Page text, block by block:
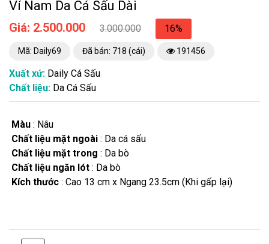
Ví Nam Da Cá Sấu Dài
Giá: 2.500.000 3.000.000 16%
Mã: Daily69 Đã bán: 718 (cái) 191456
Xuất xứ: Daily Cá Sấu
Chất liệu: Da Cá Sấu
Màu : Nâu
Chất liệu mặt ngoài : Da cá sấu
Chất liệu mặt trong : Da bò
Chất liệu ngăn lót : Da bò
Kích thước : Cao 13 cm x Ngang 23.5cm (Khi gấp lại)